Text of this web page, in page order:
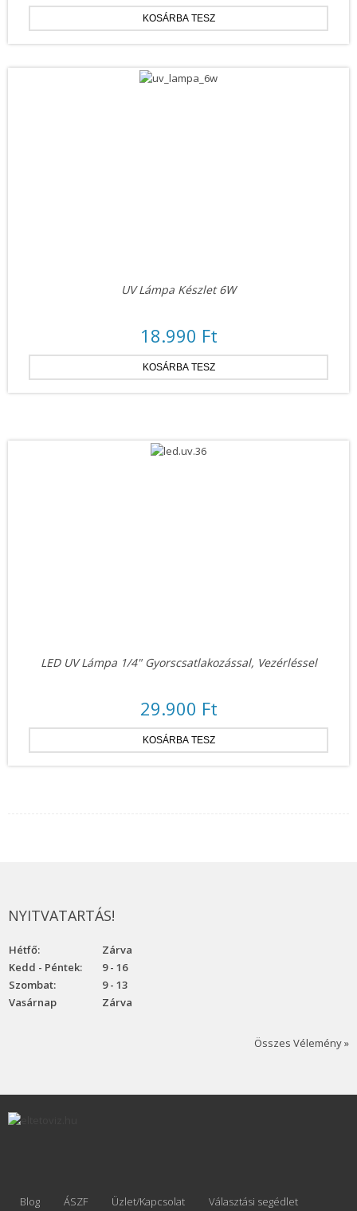
UV Lámpa Készlet 6W
18.990 Ft
LED UV Lámpa 1/4" Gyorscsatlakozással, Vezérléssel
29.900 Ft
NYITVATARTÁS!
Hétfő:
Zárva
Kedd - Péntek:
9 - 16
Szombat:
9 - 13
Vasárnap
Zárva
Összes Vélemény »
Blog ÁSZF Üzlet/Kapcsolat Választási segédlet